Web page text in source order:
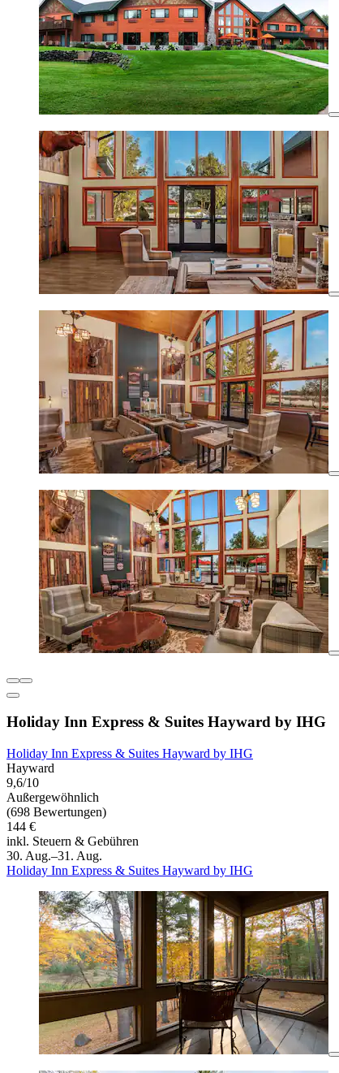
Holiday Inn Express & Suites Hayward by IHG
Holiday Inn Express & Suites Hayward by IHG
Hayward
9,6/10
Außergewöhnlich
(698 Bewertungen)
144 €
inkl. Steuern & Gebühren
30. Aug.–31. Aug.
Holiday Inn Express & Suites Hayward by IHG